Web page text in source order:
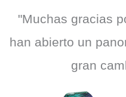
"Muchas gracias
han abierto un
gran